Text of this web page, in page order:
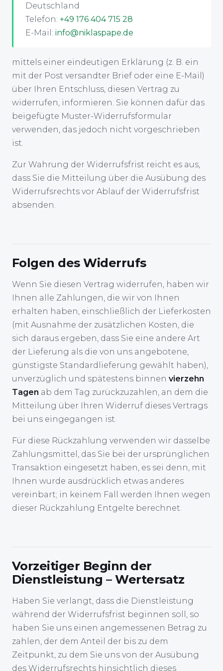
Deutschland
Telefon: +49 176 404 715 28
E-Mail: info@niklaspape.de
mittels einer eindeutigen Erklärung (z. B. ein
mit der Post versandter Brief oder eine E-Mail)
über Ihren Entschluss, diesen Vertrag zu
widerrufen, informieren. Sie können dafür das
beigefügte Muster-Widerrufsformular
verwenden, das jedoch nicht vorgeschrieben
ist.
Zur Wahrung der Widerrufsfrist reicht es aus,
dass Sie die Mitteilung über die Ausübung des
Widerrufsrechts vor Ablauf der Widerrufsfrist
absenden.
Folgen des Widerrufs
Wenn Sie diesen Vertrag widerrufen, haben wir
Ihnen alle Zahlungen, die wir von Ihnen
erhalten haben, einschließlich der Lieferkosten
(mit Ausnahme der zusätzlichen Kosten, die
sich daraus ergeben, dass Sie eine andere Art
der Lieferung als die von uns angebotene,
günstigste Standardlieferung gewählt haben),
unverzüglich und spätestens binnen vierzehn
Tagen ab dem Tag zurückzuzahlen, an dem die
Mitteilung über Ihren Widerruf dieses Vertrags
bei uns eingegangen ist.
Für diese Rückzahlung verwenden wir dasselbe
Zahlungsmittel, das Sie bei der ursprünglichen
Transaktion eingesetzt haben, es sei denn, mit
Ihnen wurde ausdrücklich etwas anderes
vereinbart; in keinem Fall werden Ihnen wegen
dieser Rückzahlung Entgelte berechnet.
Vorzeitiger Beginn der
Dienstleistung – Wertersatz
Haben Sie verlangt, dass die Dienstleistung
während der Widerrufsfrist beginnen soll, so
haben Sie uns einen angemessenen Betrag zu
zahlen, der dem Anteil der bis zu dem
Zeitpunkt, zu dem Sie uns von der Ausübung
des Widerrufsrechts hinsichtlich dieses